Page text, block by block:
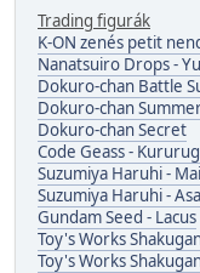
Trading figurák
K-ON zenés petit
Nanatsuiro Drops -
Dokuro-chan Battle
Dokuro-chan
Dokuro-chan Secret
Code Geass -
Suzumiya Haruhi -
Suzumiya Haruhi -
Gundam Seed - Lacus
Toy's Works
Toy's Works